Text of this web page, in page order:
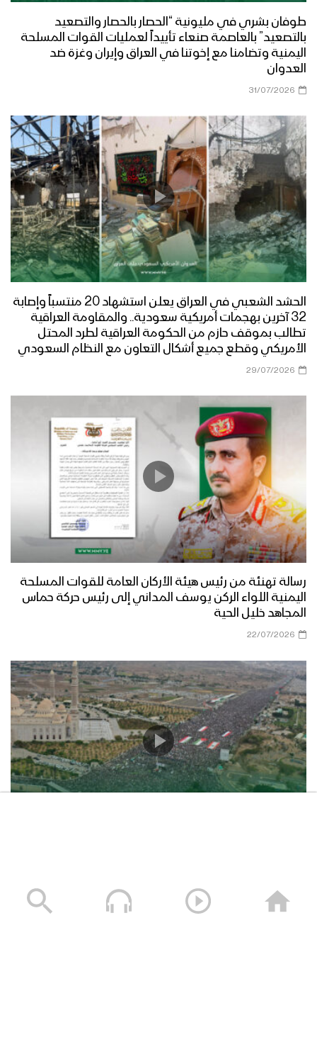
طوفان بشري في مليونية “الحصار بالحصار والتصعيد
بالتصعيد” بالعاصمة صنعاء تأييداً لعمليات القوات المسلحة
اليمنية وتضامنا مع إخوتنا في العراق وإيران وغزة ضد
العدوان
31/07/2026
الحشد الشعبي في العراق يعلن استشهاد 20 منتسباً وإصابة
32 آخرين بهجمات أمريكية سعودية.. والمقاومة العراقية
تطالب بموقف حازم من الحكومة العراقية لطرد المحتل
الأمريكي وقطع جميع أشكال التعاون مع النظام السعودي
29/07/2026
رسالة تهنئة من رئيس هيئة الأركان العامة للقوات المسلحة
اليمنية اللواء الركن يوسف المداني إلى رئيس حركة حماس
المجاهد خليل الحية
22/07/2026
17/07/2026